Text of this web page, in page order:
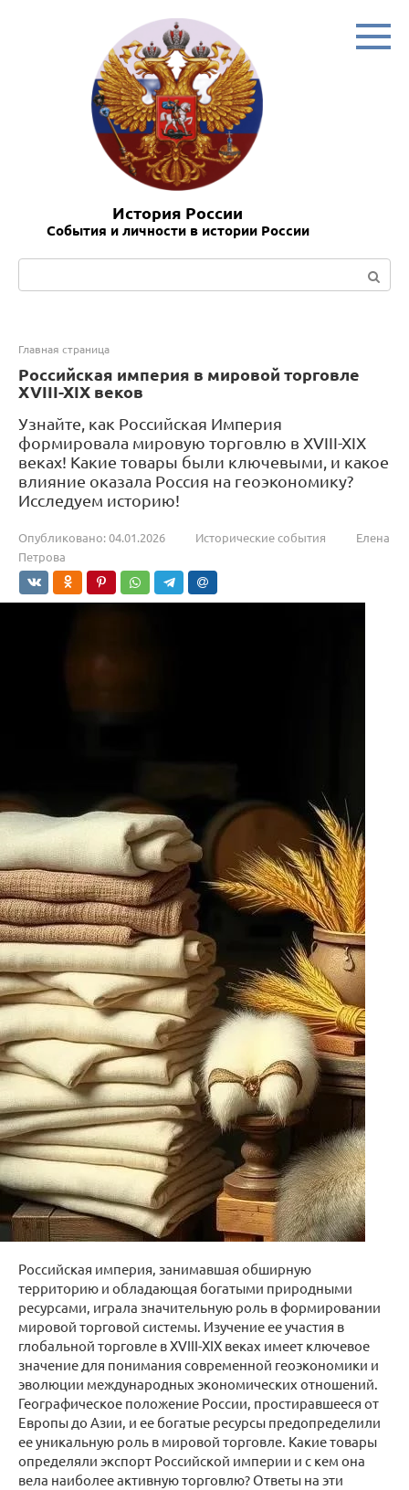
История России
События и личности в истории России
Поиск:
Главная страница
Российская империя в мировой торговле
XVIII-XIX веков
Узнайте, как Российская Империя
формировала мировую торговлю в XVIII-XIX
веках! Какие товары были ключевыми, и какое
влияние оказала Россия на геоэкономику?
Исследуем историю!
Опубликовано:04.01.2026 Исторические события
Елена
Петрова
Российская империя, занимавшая обширную
территорию и обладающая богатыми природными
ресурсами, играла значительную роль в формировании
мировой торговой системы. Изучение ее участия в
глобальной торговле в XVIII-XIX веках имеет ключевое
значение для понимания современной геоэкономики и
эволюции международных экономических отношений.
Географическое положение России, простиравшееся от
Европы до Азии, и ее богатые ресурсы предопределили
ее уникальную роль в мировой торговле. Какие товары
определяли экспорт Российской империи и с кем она
вела наиболее активную торговлю? Ответы на эти